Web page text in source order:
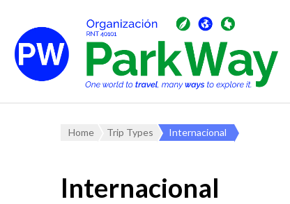
Home Trip Types Internacional
Internacional